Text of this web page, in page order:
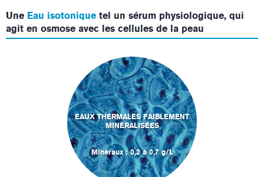
Une Eau isotonique tel un sérum physiologique, qui
agit en osmose avec les cellules de la peau
EAUX THERMALES FAIBLEMENT
MINÉRALISÉES
Minéraux : 0,2 à 0,7 g/L